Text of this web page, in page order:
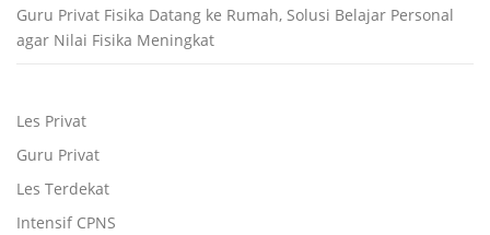
Guru Privat Fisika Datang ke Rumah, Solusi Belajar Personal
agar Nilai Fisika Meningkat
Les Privat
Guru Privat
Les Terdekat
Intensif CPNS